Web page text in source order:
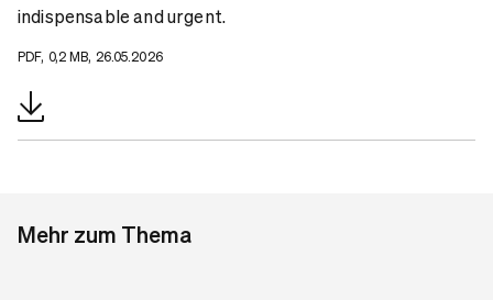
indispensable and urgent.
PDF, 0,2 MB, 26.05.2026
Mehr zum Thema